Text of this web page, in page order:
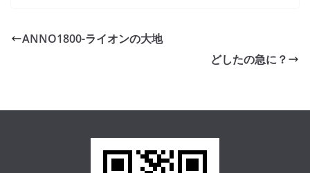
ANNO1800-ライオンの大地
どしたの急に？